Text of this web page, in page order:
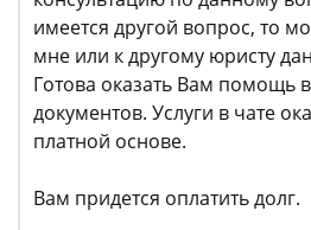
имеется другой вопрос, то
мне или к другому юристу
Готова оказать Вам помощь
документов. Услуги в чате
платной основе.
Вам придется оплатить долг.